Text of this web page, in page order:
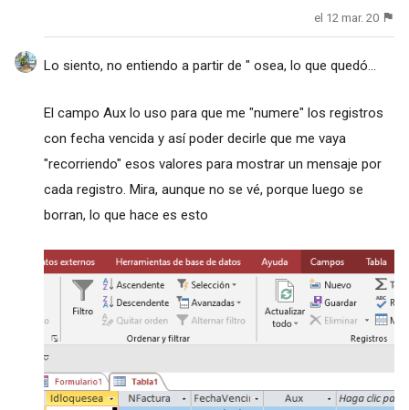
el 12 mar. 20
Lo siento, no entiendo a partir de " osea, lo que quedó...
El campo Aux lo uso para que me "numere" los registros
con fecha vencida y así poder decirle que me vaya
"recorriendo" esos valores para mostrar un mensaje por
cada registro. Mira, aunque no se vé, porque luego se
borran, lo que hace es esto